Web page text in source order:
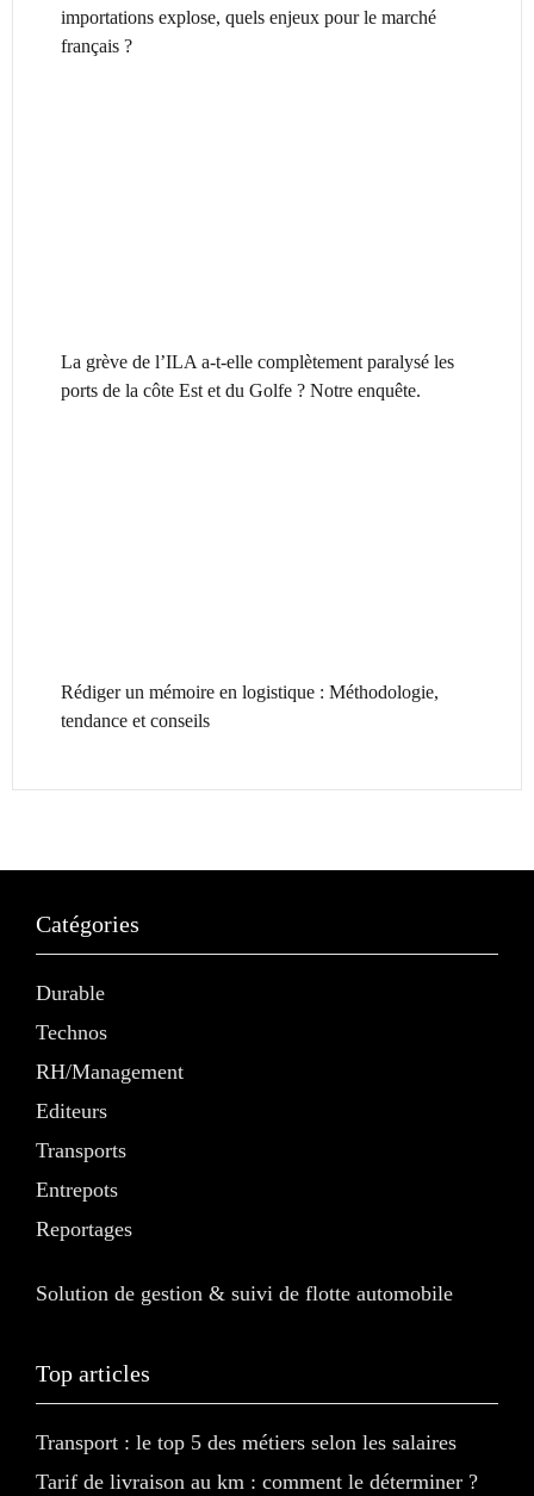
importations explose, quels enjeux pour le marché
français ?
La grève de l’ILA a-t-elle complètement paralysé les
ports de la côte Est et du Golfe ? Notre enquête.
Rédiger un mémoire en logistique : Méthodologie,
tendance et conseils
Catégories
Durable
Technos
RH/Management
Editeurs
Transports
Entrepots
Reportages
Solution de gestion & suivi de flotte automobile
Top articles
Transport : le top 5 des métiers selon les salaires
Tarif de livraison au km : comment le déterminer ?